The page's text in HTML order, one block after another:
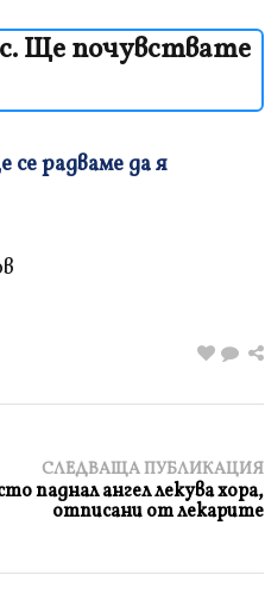
Ще почувствате
радваме да я
СЛЕДВАЩА ПУБЛИКАЦИЯ
паднал ангел лекува хора,
отписани от лекарите